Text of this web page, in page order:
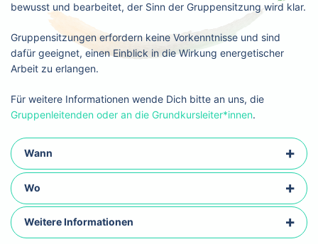
bewusst und bearbeitet, der Sinn der Gruppensitzung wird klar.
Gruppensitzungen erfordern keine Vorkenntnisse und sind
dafür geeignet, einen Einblick in die Wirkung energetischer
Arbeit zu erlangen.
Für weitere Informationen wende Dich bitte an uns, die
Gruppenleitenden oder an die Grundkursleiter*innen.
Wann
Wo
Weitere Informationen